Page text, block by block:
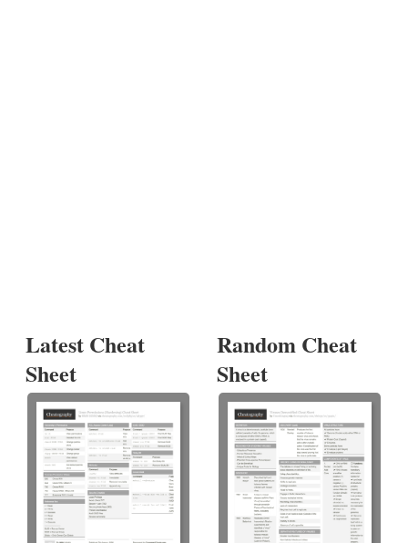
Latest Cheat
Sheet
Random Cheat
Sheet